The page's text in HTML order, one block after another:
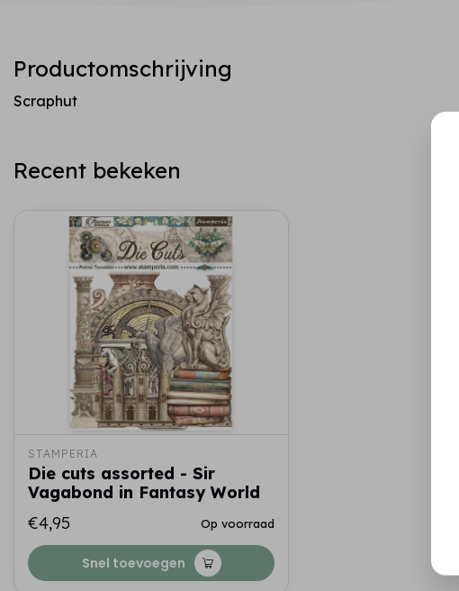
Productomschrijving
Scraphut
Recent bekeken
STAMPERIA
Die cuts assorted - Sir
Vagabond in Fantasy World
€4,95
Op voorraad
Snel toevoegen